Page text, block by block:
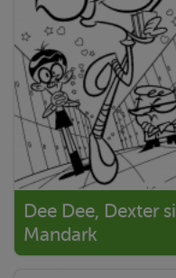
Dee Dee, Dexter si
Mandark